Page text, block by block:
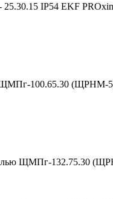
IP54 EKF
100.65.30 (ЩРНМ-5)
ЩМПг-132.75.30